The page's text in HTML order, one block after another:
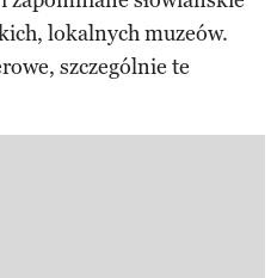
lokalnych muzeów.
szczególnie te